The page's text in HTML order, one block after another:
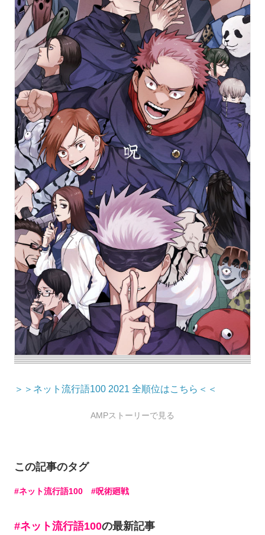
＞＞ネット流行語100 2021 全順位はこちら＜＜
AMPストーリーで見る
この記事のタグ
ネット流行語100 呪術廻戦
ネット流行語100の最新記事